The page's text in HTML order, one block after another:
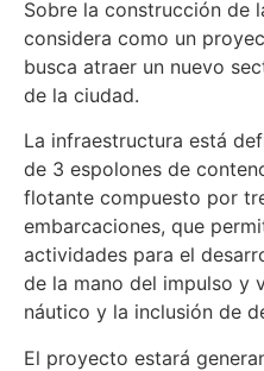
Sobre la construcción de
considera como un
busca atraer un nuevo
de la ciudad.
La infraestructura está
de 3 espolones de
flotante compuesto por
embarcaciones, que
actividades para el
de la mano del impulso y
náutico y la inclusión de
El proyecto estará